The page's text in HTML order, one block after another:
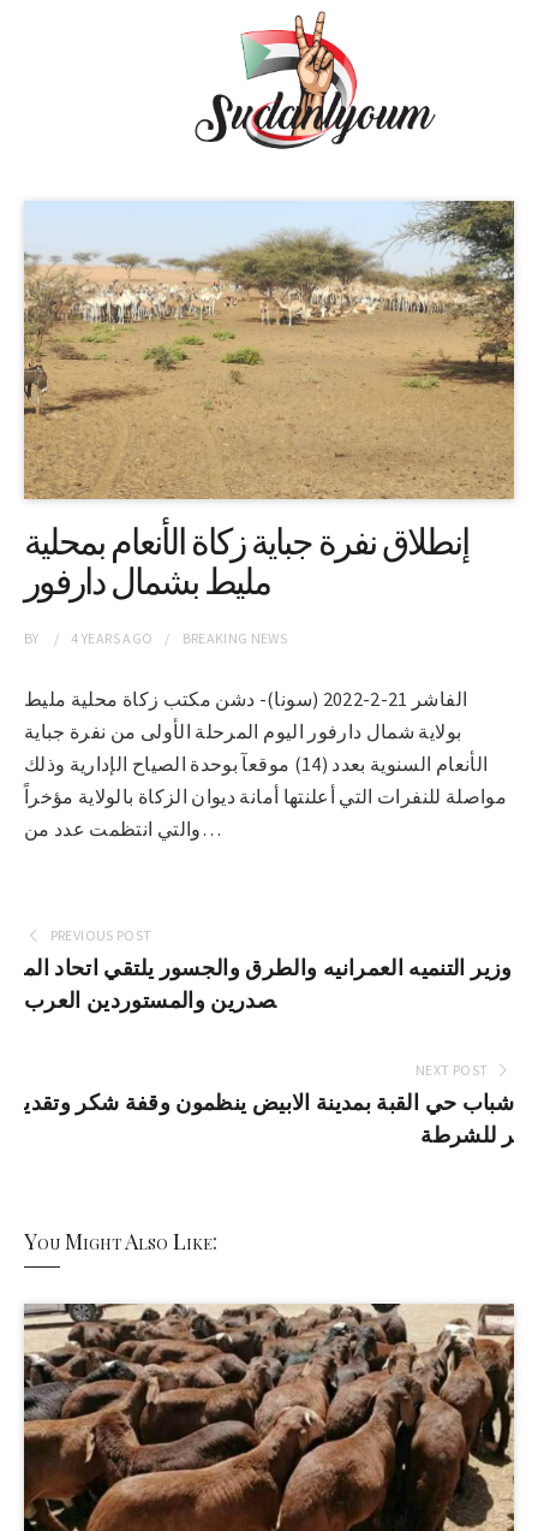
إنطلاق نفرة جباية زكاة الأنعام بمحلية
مليط بشمال دارفور
BY 4 YEARSAGO BREAKING NEWS
الفاشر 21-2-2022 (سونا)- دشن مكتب زكاة محلية مليط
بولاية شمال دارفور اليوم المرحلة الأولى من نفرة جباية
الأنعام السنوية بعدد (14) موقعآ بوحدة الصياح الإدارية وذلك
مواصلة للنفرات التي أعلنتها أمانة ديوان الزكاة بالولاية مؤخراً
والتي انتظمت عدد من…
PREVIOUS POST
وزير التنميه العمرانيه والطرق والجسور يلتقي اتحاد الم
صدرين والمستوردين العرب
NEXT POST
شباب حي القبة بمدينة الابيض ينظمون وقفة شكر وتقدي
ر للشرطة
You Might Also Like: